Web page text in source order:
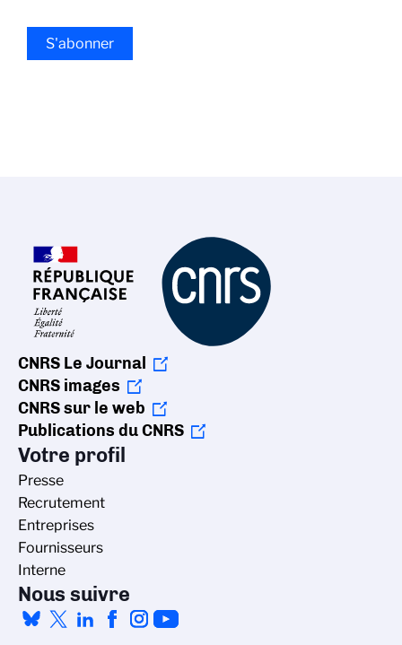
CNRS Le Journal
CNRS images
CNRS sur le web
Publications du CNRS
Votre profil
Presse
Recrutement
Entreprises
Fournisseurs
Interne
Nous suivre